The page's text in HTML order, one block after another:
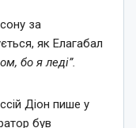
за
як Елагабал
бо я леді”.
Діон пише у
був